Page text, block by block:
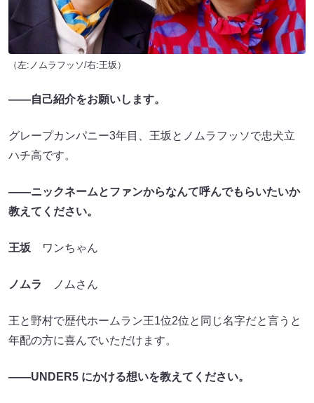
（左:ノムラフッソ/右:王坂）
――自己紹介をお願いします。
グレープカンパニー3年目、王坂とノムラフッソで忠犬立
ハチ高です。
――ニックネームとファンからなんて呼んでもらいたいか
教えてください。
王坂 ワンちゃん
ノムラ ノムさん
王と野村で歴代ホームラン王1位2位と同じ名字だと言うと
年配の方に喜んでいただけます。
――UNDER5 にかける想いを教えてください。